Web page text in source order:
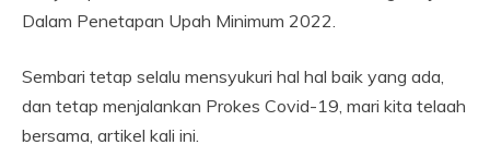
Dalam Penetapan Upah Minimum 2022.
Sembari tetap selalu mensyukuri hal hal baik yang ada,
dan tetap menjalankan Prokes Covid-19, mari kita telaah
bersama, artikel kali ini.